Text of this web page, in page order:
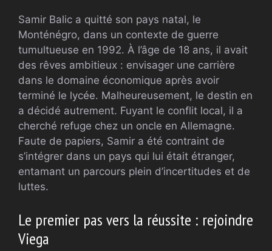
Samir Balic a quitté son pays natal, le
Monténégro, dans un contexte de guerre
tumultueuse en 1992. À l’âge de 18 ans, il avait
des rêves ambitieux : envisager une carrière
dans le domaine économique après avoir
terminé le lycée. Malheureusement, le destin en
a décidé autrement. Fuyant le conflit local, il a
cherché refuge chez un oncle en Allemagne.
Faute de papiers, Samir a été contraint de
s’intégrer dans un pays qui lui était étranger,
entamant un parcours plein d’incertitudes et de
luttes.
Le premier pas vers la réussite : rejoindre
Viega